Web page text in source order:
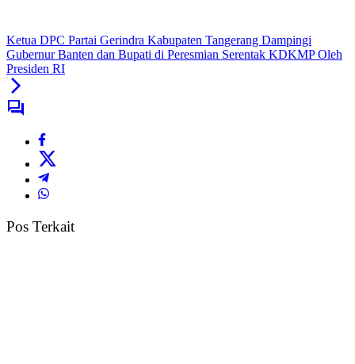
Ketua DPC Partai Gerindra Kabupaten Tangerang Dampingi
Gubernur Banten dan Bupati di Peresmian Serentak KDKMP Oleh
Presiden RI
Pos Terkait